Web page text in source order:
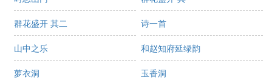
群花盛开 其二 诗一首
山中之乐 和赵知府延绿韵
萝衣洞 玉香洞